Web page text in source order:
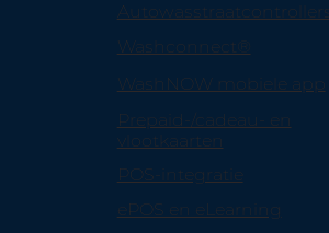
Autowasstraatcontrollers
Washconnect®
WashNOW mobiele app
Prepaid-/cadeau- en
vlootkaarten
POS-integratie
ePOS en eLearning